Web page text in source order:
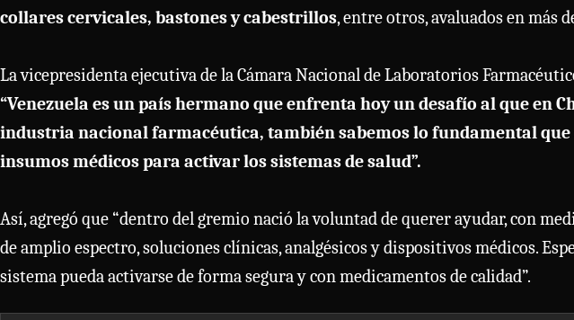
collares cervicales, bastones y cabestrillos, entre otros, avaluados en más
La vicepresidenta ejecutiva de la Cámara Nacional de Laboratorios
“Venezuela es un país hermano que enfrenta hoy un desafío al que en
industria nacional farmacéutica, también sabemos lo fundamental que
insumos médicos para activar los sistemas de salud”.
Así, agregó que “dentro del gremio nació la voluntad de querer ayudar, con
de amplio espectro, soluciones clínicas, analgésicos y dispositivos médicos.
sistema pueda activarse de forma segura y con medicamentos de calidad”.